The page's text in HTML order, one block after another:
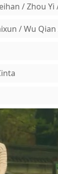
/ Zhou
/ Wu